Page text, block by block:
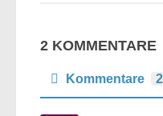
2 KOMMENTARE
Kommentare 2